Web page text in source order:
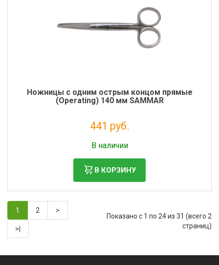
Ножницы с одним острым концом прямые
(Operating) 140 мм SAMMAR
441 руб.
В наличии
В КОРЗИНУ
1 2 >
>|
Показано с 1 по 24 из 31 (всего 2
страниц)